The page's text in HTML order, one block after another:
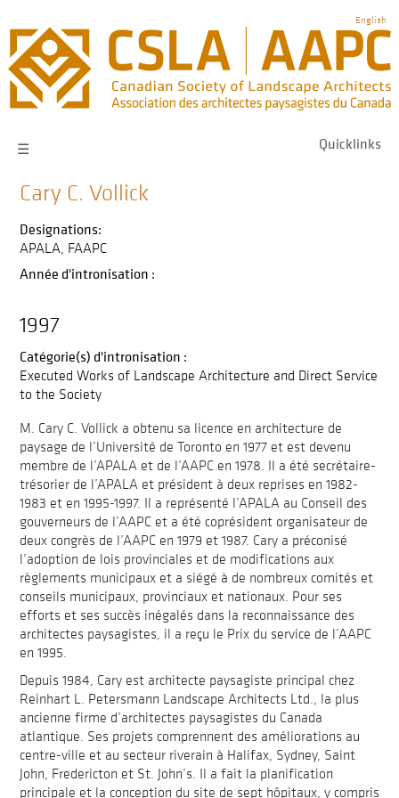
main
navigation
English
Quicklinks
☰
Cary C. Vollick
Designations:
APALA FAAPC
Année d'intronisation :
1997
Catégorie(s) d'intronisation :
Executed Works of Landscape Architecture and Direct Service
to the Society
M. Cary C. Vollick a obtenu sa licence en architecture de
paysage de l’Université de Toronto en 1977 et est devenu
membre de l’APALA et de l’AAPC en 1978. Il a été secrétaire-
trésorier de l’APALA et président à deux reprises en 1982-
1983 et en 1995-1997. Il a représenté l’APALA au Conseil des
gouverneurs de l’AAPC et a été coprésident organisateur de
deux congrès de l’AAPC en 1979 et 1987. Cary a préconisé
l’adoption de lois provinciales et de modifications aux
règlements municipaux et a siégé à de nombreux comités et
conseils municipaux, provinciaux et nationaux. Pour ses
efforts et ses succès inégalés dans la reconnaissance des
architectes paysagistes, il a reçu le Prix du service de l’AAPC
en 1995.
Depuis 1984, Cary est architecte paysagiste principal chez
Reinhart L. Petersmann Landscape Architects Ltd., la plus
ancienne firme d’architectes paysagistes du Canada
atlantique. Ses projets comprennent des améliorations au
centre-ville et au secteur riverain à Halifax, Sydney, Saint
John, Fredericton et St. John’s. Il a fait la planification
principale et la conception du site de sept hôpitaux, y compris